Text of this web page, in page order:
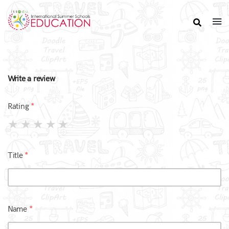
Write a review
Rating
Title
Name